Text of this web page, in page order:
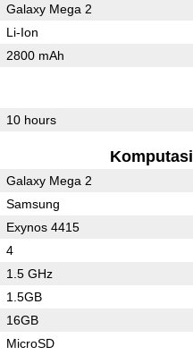
Galaxy Mega 2
Li-Ion
2800 mAh
10 hours
Komputasi
Galaxy Mega 2
Samsung
Exynos 4415
4
1.5 GHz
1.5GB
16GB
MicroSD